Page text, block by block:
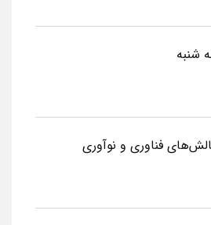
شنبه
فناوری و نوآوری